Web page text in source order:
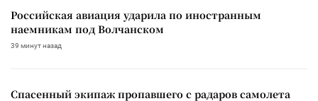
Российская авиация ударила по иностранным
наемникам под Волчанском
39 минут назад
Спасенный экипаж пропавшего с радаров самолета